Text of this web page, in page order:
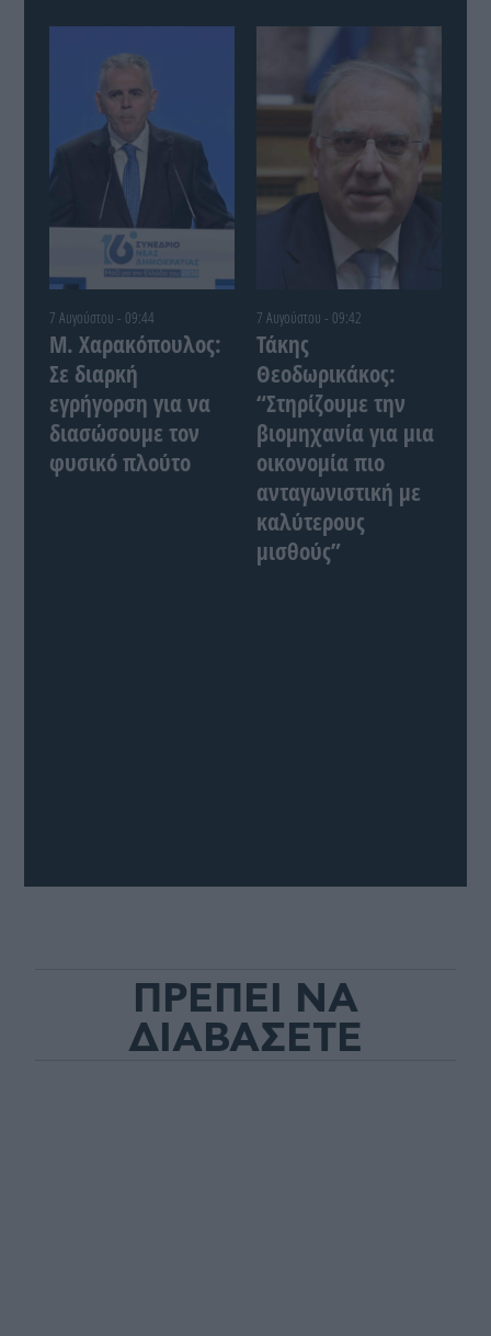
7 Αυγούστου - 09:44
Μ. Χαρακόπουλος:
Σε διαρκή
εγρήγορση για να
διασώσουμε τον
φυσικό πλούτο
7 Αυγούστου - 09:42
Τάκης
Θεοδωρικάκος:
“Στηρίζουμε την
βιομηχανία για μια
οικονομία πιο
ανταγωνιστική με
καλύτερους
μισθούς”
ΠΡΕΠΕΙ ΝΑ
ΔΙΑΒΑΣΕΤΕ